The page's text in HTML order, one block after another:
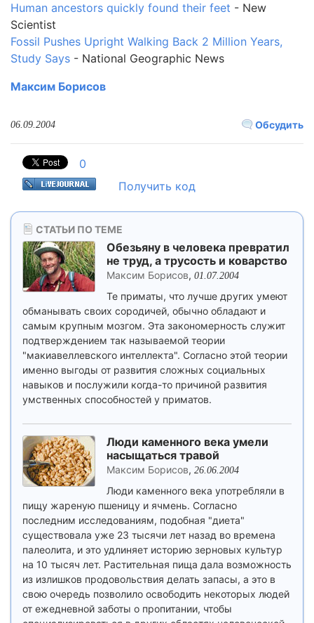
Human ancestors quickly found their feet - New
Scientist
Fossil Pushes Upright Walking Back 2 Million Years,
Study Says - National Geographic News
Максим Борисов
Обсудить
06.09.2004
0
Получить код
СТАТЬИ ПО ТЕМЕ
Обезьяну в человека превратил
не труд, а трусость и коварство
Максим Борисов, 01.07.2004
Те приматы, что лучше других умеют
обманывать своих сородичей, обычно обладают и
самым крупным мозгом. Эта закономерность служит
подтверждением так называемой теории
"макиавеллевского интеллекта". Согласно этой теории
именно выгоды от развития сложных социальных
навыков и послужили когда-то причиной развития
умственных способностей у приматов.
Люди каменного века умели
насыщаться травой
Максим Борисов, 26.06.2004
Люди каменного века употребляли в
пищу жареную пшеницу и ячмень. Согласно
последним исследованиям, подобная "диета"
существовала уже 23 тысячи лет назад во времена
палеолита, и это удлиняет историю зерновых культур
на 10 тысяч лет. Растительная пища дала возможность
из излишков продовольствия делать запасы, а это в
свою очередь позволило освободить некоторых людей
от ежедневной заботы о пропитании, чтобы